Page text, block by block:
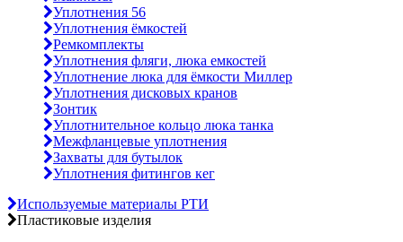
Уплотнения 56
Уплотнения ёмкостей
Ремкомплекты
Уплотнения фляги, люка емкостей
Уплотнение люка для ёмкости Миллер
Уплотнения дисковых кранов
Зонтик
Уплотнительное кольцо люка танка
Межфланцевые уплотнения
Захваты для бутылок
Уплотнения фитингов кег
Используемые материалы РТИ
Пластиковые изделия